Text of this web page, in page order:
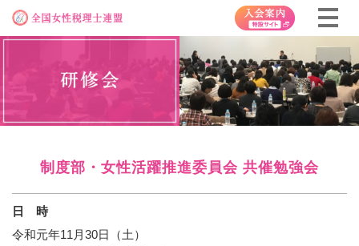
制度部・女性活躍推進委員会 共催勉強会
日 時
令和元年11月30日（土）